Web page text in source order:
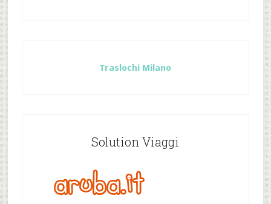
Traslochi Milano
Solution Viaggi